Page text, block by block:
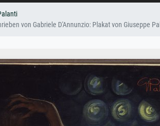
von Gabriele D'Annunzio: Plakat von Giuseppe